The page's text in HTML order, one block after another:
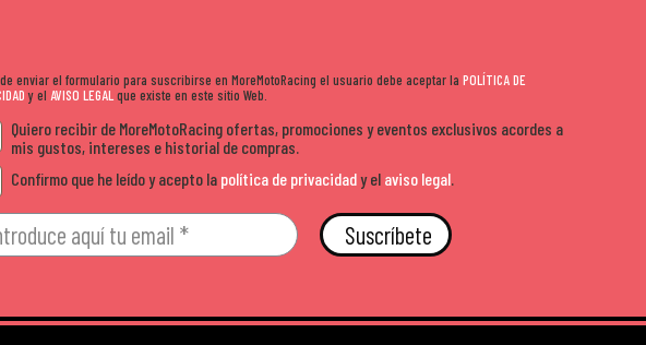
enviar el formulario para suscribirse en MoreMotoRacing el usuario debe aceptar la POLÍTICA DE
y el AVISO LEGALque existe en este sitio Web.
Quiero recibir de MoreMotoRacing ofertas, promociones y eventos exclusivos acordes a
mis gustos, intereses e historial de compras.
Confirmo que he leído y acepto la política de privacidady el aviso legal.
Suscríbete